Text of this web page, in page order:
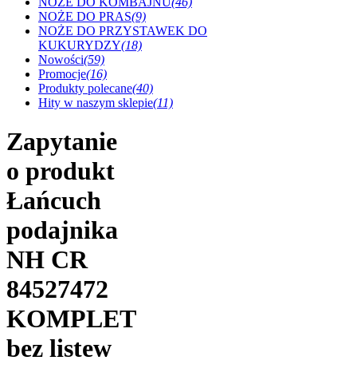
NOŻE DO PRAS(9)
NOŻE DO PRZYSTAWEK DO
KUKURYDZY(18)
Nowości(59)
Promocje(16)
Produkty polecane(40)
Hity w naszym sklepie(11)
Zapytanie
o produkt
Łańcuch
podajnika
NH CR
84527472
KOMPLET
bez listew